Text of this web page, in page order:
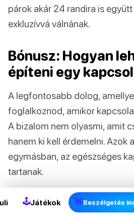
párok akár 24 randira is
exkluzívvá válnának.
Bónusz: Hogyan
építeni egy
A legfontosabb dolog,
foglalkoznod, amikor
A bizalom nem olyasmi, amit
hanem ki kell érdemelni. Azok
egymásban, az egészséges
tartanak.
🕹Játékok 👋Beszélgetés